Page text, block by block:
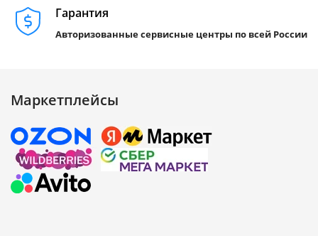
Гарантия
Авторизованные сервисные центры по всей России
Маркетплейсы